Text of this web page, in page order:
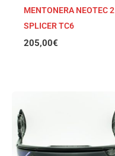
MENTONERA NEOTEC 2
SPLICER TC6
205,00€